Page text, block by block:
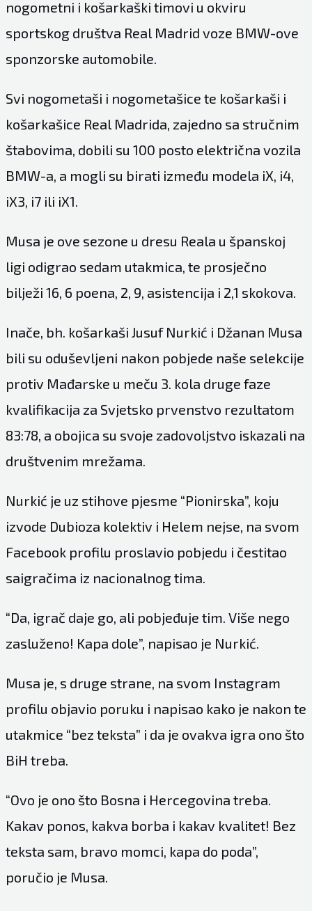
nogometni i košarkaški timovi u okviru
sportskog društva Real Madrid voze BMW-ove
sponzorske automobile.
Svi nogometaši i nogometašice te košarkaši i
košarkašice Real Madrida, zajedno sa stručnim
štabovima, dobili su 100 posto električna vozila
BMW-a, a mogli su birati između modela iX, i4,
iX3, i7 ili iX1.
Musa je ove sezone u dresu Reala u španskoj
ligi odigrao sedam utakmica, te prosječno
bilježi 16, 6 poena, 2, 9, asistencija i 2,1 skokova.
Inače, bh. košarkaši Jusuf Nurkić i Džanan Musa
bili su oduševljeni nakon pobjede naše selekcije
protiv Mađarske u meču 3. kola druge faze
kvalifikacija za Svjetsko prvenstvo rezultatom
83:78, a obojica su svoje zadovoljstvo iskazali na
društvenim mrežama.
Nurkić je uz stihove pjesme “Pionirska”, koju
izvode Dubioza kolektiv i Helem nejse, na svom
Facebook profilu proslavio pobjedu i čestitao
saigračima iz nacionalnog tima.
“Da, igrač daje go, ali pobjeđuje tim. Više nego
zasluženo! Kapa dole”, napisao je Nurkić.
Musa je, s druge strane, na svom Instagram
profilu objavio poruku i napisao kako je nakon te
utakmice “bez teksta” i da je ovakva igra ono što
BiH treba.
“Ovo je ono što Bosna i Hercegovina treba.
Kakav ponos, kakva borba i kakav kvalitet! Bez
teksta sam, bravo momci, kapa do poda”,
poručio je Musa.